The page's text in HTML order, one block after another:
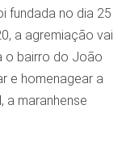
fundada no dia 25
a agremiação vai
o bairro do João
e homenagear a
a maranhense